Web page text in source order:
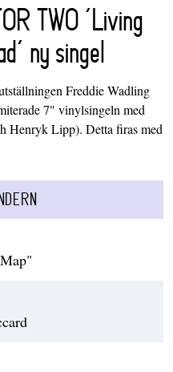
TWO ‘Living
ny singel
Freddie Wadling
7" vinylsingeln med
Henryk Lipp). Detta firas med